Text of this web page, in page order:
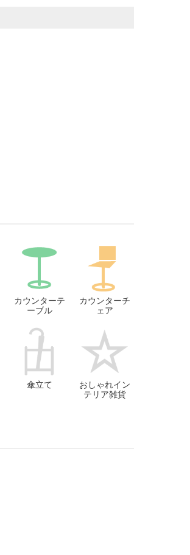
カウンターテ
ーブル
カウンターチ
ェア
傘立て
おしゃれイン
テリア雑貨